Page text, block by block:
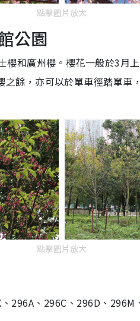
點擊圖片放大
公園
櫻和廣州櫻。櫻花一般於3月
餘，亦可以於單車徑踏單車
點擊圖片放大
296A、296C、296D、